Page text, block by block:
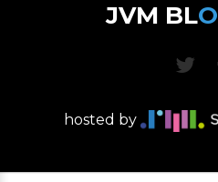
JVM BLO
hosted by